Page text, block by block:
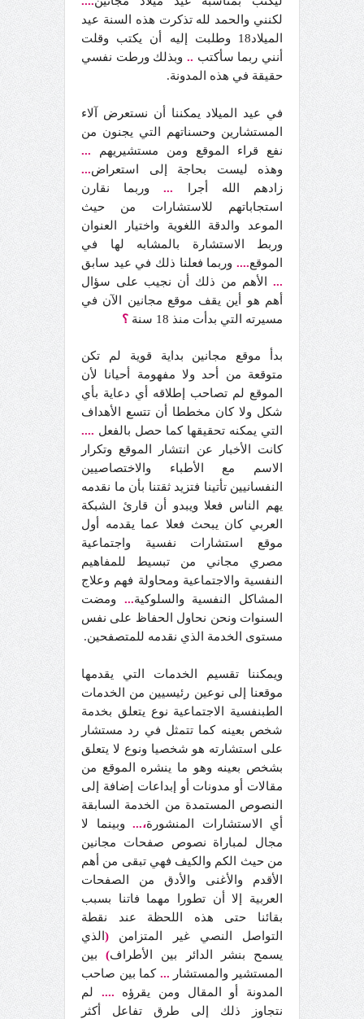
لكنني والحمد لله تذكرت هذه السنة عيد
الميلاد18 وطلبت إليه أن يكتب وقلت
أنني ربما سأكتب .. وبذلك ورطت نفسي
حقيقة في هذه المدونة.
في عيد الميلاد يمكننا أن نستعرض آلاء
المستشارين وحسناتهم التي يجنون من
نفع قراء الموقع ومن مستشيريهم ...
وهذه ليست بحاجة إلى استعراض...
زادهم الله أجرا ...وربما نقارن
استجاباتهم للاستشارات من حيث
الموعد والدقة اللغوية واختيار العنوان
وربط الاستشارة بالمشابه لها في
الموقع.... وربما فعلنا ذلك في عيد سابق
... الأهم من ذلك أن نجيب على سؤال
أهم هو أين يقف موقع مجانين الآن في
مسيرته التي بدأت منذ 18 سنة
؟
بدأ موقع مجانين بداية قوية لم تكن
متوقعة من أحد ولا مفهومة أحيانا لأن
الموقع لم تصاحب إطلاقه أي دعاية بأي
شكل ولا كان مخططا أن تتسع الأهداف
التي يمكنه تحقيقها كما حصل بالفعل ....
كانت الأخبار عن انتشار الموقع وتكرار
الاسم مع الأطباء والاختصاصيين
النفسانيين تأتينا فتزيد ثقتنا بأن ما نقدمه
يهم الناس فعلا ويبدو أن قارئ الشبكة
العربي كان يبحث فعلا عما يقدمه أول
موقع استشارات نفسية واجتماعية
مصري مجاني من تبسيط للمفاهيم
النفسية والاجتماعية ومحاولة فهم وعلاج
المشاكل النفسية والسلوكية... ومضت
السنوات ونحن نحاول الحفاظ على نفس
مستوى الخدمة الذي نقدمه للمتصفحين.
ويمكننا تقسيم الخدمات التي يقدمها
موقعنا إلى نوعين رئيسيين من الخدمات
الطبنفسية الاجتماعية نوع يتعلق بخدمة
شخص بعينه كما تتمثل في رد مستشار
على استشارته هو شخصيا ونوع لا يتعلق
بشخص بعينه وهو ما ينشره الموقع من
مقالات أو مدونات أو إبداعات إضافة إلى
النصوص المستمدة من الخدمة السابقة
أي الاستشارات المنشورة،... وبينما لا
مجال لمباراة نصوص صفحات مجانين
من حيث الكم والكيف فهي تبقى من أهم
الأقدم والأغنى والأدق من الصفحات
العربية إلا أن تطورا مهما فاتنا بسبب
بقائنا حتى هذه اللحظة عند نقطة
التواصل النصي غير المتزامن ( الذي
يسمح بنشر الدائر بين الأطراف)بين
المستشير والمستشار ... كما بين صاحب
المدونة أو المقال ومن يقرؤه .... لم
نتجاوز ذلك إلى طرق تفاعل أكثر